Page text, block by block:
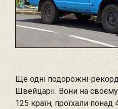
Ще одні подорожні-
Швейцарії. Вони на
125 країн, проїхали понад